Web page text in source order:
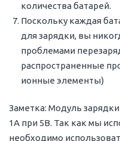
количества батарей.
Поскольку каждая
для зарядки, вы
проблемами
распространенные
ионные элементы)
Заметка: Модуль
1A при 5В. Так как мы
необходимо